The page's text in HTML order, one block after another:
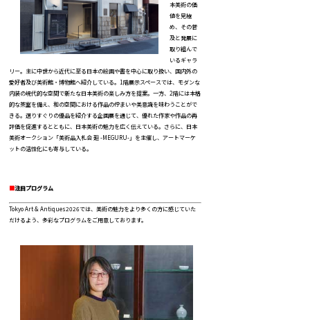
本美術の価
値を見極
め、その普
及と発展に
取り組んで
いるギャラ
リー。主に中世から近代に至る日本の絵画や書を中心に取り扱い、国内外の
愛好者及び美術館・博物館へ紹介している。1階展示スペースでは、モダンな
内装の現代的な空間で新たな日本美術の楽しみ方を提案。一方、2階には本格
的な茶室を備え、和の空間における作品の佇まいや美意識を味わうことがで
きる。選りすぐりの優品を紹介する企画展を通じて、優れた作家や作品の再
評価を促進するとともに、日本美術の魅力を広く伝えている。さらに、日本
美術オークション「美術品入札会 廻 -MEGURU-」を主催し、アートマーケ
ットの活性化にも寄与している。
■注目プログラム
Tokyo Art & Antiques2026では、美術の魅力をより多くの方に感じていた
だけるよう、多彩なプログラムをご用意しております。